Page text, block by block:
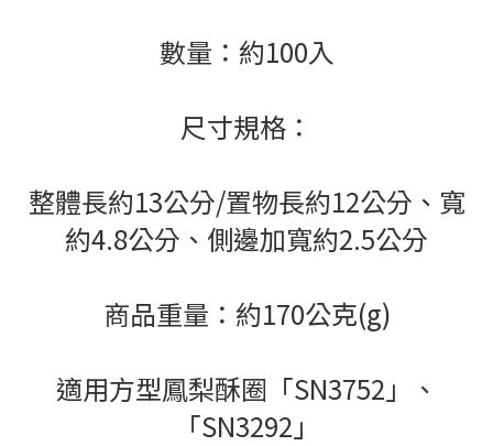
數量：約100入
尺寸規格：
整體長約13公分/置物長約12公分、寬
約4.8公分、側邊加寬約2.5公分
商品重量：約170公克(g)
適用方型鳳梨酥圈「SN3752」、
「SN3292」